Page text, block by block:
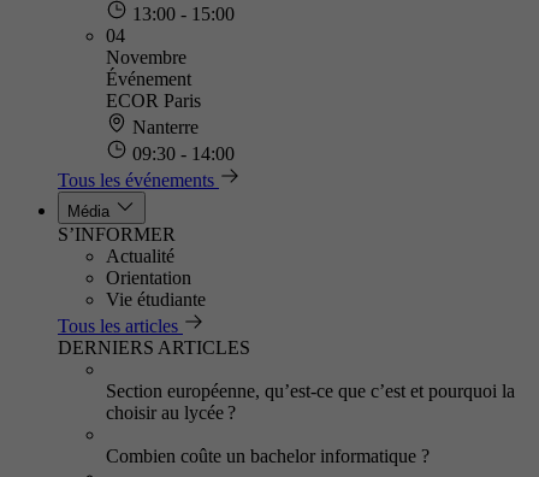
13:00 - 15:00
04
Novembre
Événement
ECOR Paris
Nanterre
09:30 - 14:00
Tous les événements
Média
S’INFORMER
Actualité
Orientation
Vie étudiante
Tous les articles
DERNIERS ARTICLES
Section européenne, qu’est-ce que c’est et pourquoi la
choisir au lycée ?
Combien coûte un bachelor informatique ?